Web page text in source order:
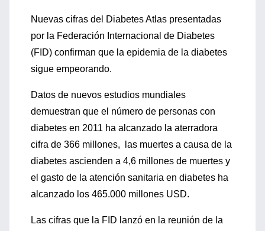
Nuevas cifras del Diabetes Atlas presentadas
por la Federación Internacional de Diabetes
(FID) confirman que la epidemia de la diabetes
sigue empeorando.
Datos de nuevos estudios mundiales
demuestran que el número de personas con
diabetes en 2011 ha alcanzado la aterradora
cifra de 366 millones, las muertes a causa de la
diabetes ascienden a 4,6 millones de muertes y
el gasto de la atención sanitaria en diabetes ha
alcanzado los 465.000 millones USD.
Las cifras que la FID lanzó en la reunión de la